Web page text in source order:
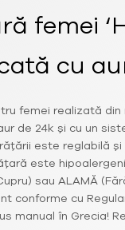
femei
cu
femei realizată
de 24k și cu un
este reglabilă și
este
sau ALAMĂ
conforme cu
manual în Grecia!